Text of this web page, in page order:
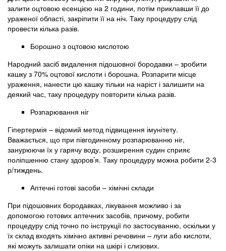
залити оцтовою есенцією на 2 години, потім приклавши її до
ураженої області, закріпити її на ніч. Таку процедуру слід
провести кілька разів.
Борошно з оцтовою кислотою
Народний засіб видалення підошовної бородавки – зробити
кашку з 70% оцтової кислоти і борошна. Розпарити місце
ураження, нанести цю кашку тільки на наріст і залишити на
деякий час, таку процедуру повторити кілька разів.
Розпарювання ніг
Гіпертермія – відомий метод підвищення імунітету.
Вважається, що при півгодинному розпарюванню ніг,
занурюючи їх у гарячу воду, розширення судин сприяє
поліпшенню стану здоров’я. Таку процедуру можна робити 2-3
р/тиждень.
Аптечні готові засоби – хімічні склади
При підошовних бородавках, лікування можливо і за
допомогою готових аптечних засобів, причому, робити
процедуру слід точно по інструкції по застосуванню, оскільки у
їх склад входять хімічно активні речовини – луги або кислоти,
які можуть залишати опіки на шкірі і слизових.